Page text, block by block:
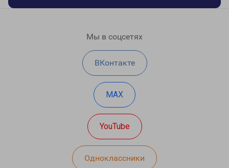
Мы в соцсетях
ВКонтакте
MAX
YouTube
Одноклассники